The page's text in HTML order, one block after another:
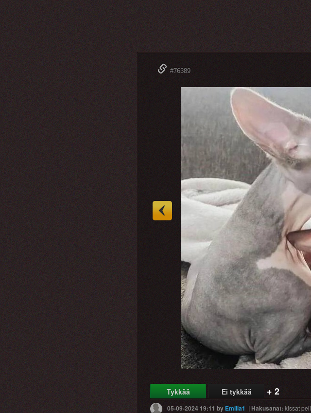
#76389
Tykkää Ei tykkää + 2
05-09-2024 19:11 by Emilia1 |Hakusanat: kissatpeli